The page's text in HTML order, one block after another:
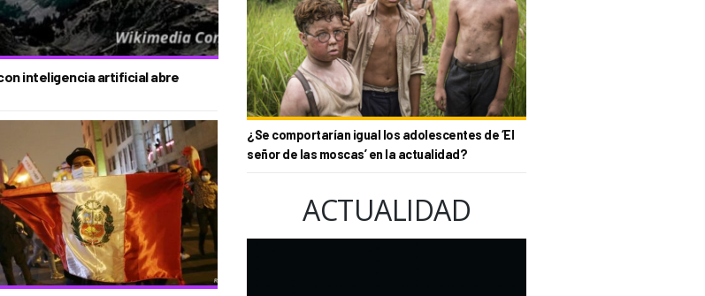
inteligencia artificial abre
¿Se comportarían igual los adolescentes de ‘El
señor de las moscas’ en la actualidad?
ACTUALIDAD